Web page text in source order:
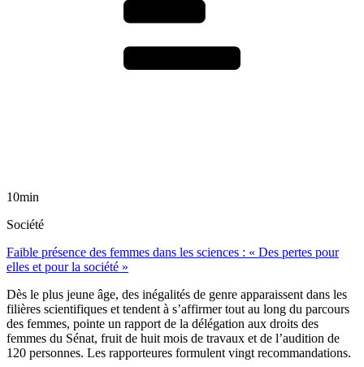
10min
Société
Faible présence des femmes dans les sciences : « Des pertes pour
elles et pour la société »
Dès le plus jeune âge, des inégalités de genre apparaissent dans les
filières scientifiques et tendent à s’affirmer tout au long du parcours
des femmes, pointe un rapport de la délégation aux droits des
femmes du Sénat, fruit de huit mois de travaux et de l’audition de
120 personnes. Les rapporteures formulent vingt recommandations.